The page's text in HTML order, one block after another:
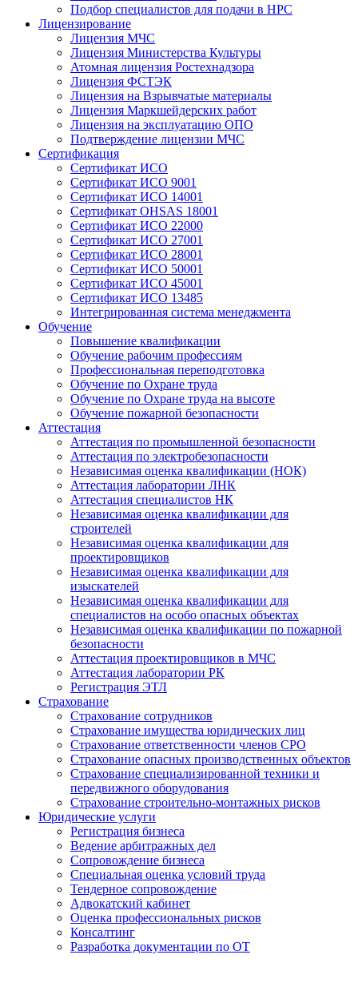
Подбор специалистов для подачи в НРС
Лицензирование
Лицензия МЧС
Лицензия Министерства Культуры
Атомная лицензия Ростехнадзора
Лицензия ФСТЭК
Лицензия на Взрывчатые материалы
Лицензия Маркшейдерских работ
Лицензия на эксплуатацию ОПО
Подтверждение лицензии МЧС
Сертификация
Сертификат ИСО
Сертификат ИСО 9001
Сертификат ИСО 14001
Сертификат OHSAS 18001
Сертификат ИСО 22000
Сертификат ИСО 27001
Сертификат ИСО 28001
Сертификат ИСО 50001
Сертификат ИСО 45001
Сертификат ИСО 13485
Интегрированная система менеджмента
Обучение
Повышение квалификации
Обучение рабочим профессиям
Профессиональная переподготовка
Обучение по Охране труда
Обучение по Охране труда на высоте
Обучение пожарной безопасности
Аттестация
Аттестация по промышленной безопасности
Аттестация по электробезопасности
Независимая оценка квалификации (НОК)
Аттестация лаборатории ЛНК
Аттестация специалистов НК
Независимая оценка квалификации для
строителей
Независимая оценка квалификации для
проектировщиков
Независимая оценка квалификации для
изыскателей
Независимая оценка квалификации для
специалистов на особо опасных объектах
Независимая оценка квалификации по пожарной
безопасности
Аттестация проектировщиков в МЧС
Аттестация лаборатории РК
Регистрация ЭТЛ
Страхование
Страхование сотрудников
Страхование имущества юридических лиц
Страхование ответственности членов СРО
Страхование опасных производственных объектов
Страхование специализированной техники и
передвижного оборудования
Страхование строительно-монтажных рисков
Юридические услуги
Регистрация бизнеса
Ведение арбитражных дел
Сопровождение бизнеса
Специальная оценка условий труда
Тендерное сопровождение
Адвокатский кабинет
Оценка профессиональных рисков
Консалтинг
Разработка документации по ОТ